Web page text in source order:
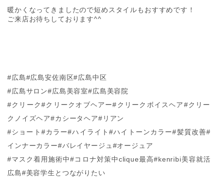
暖かくなってきましたので短めスタイルもおすすめです！
ご来店お待ちしております^^
#広島#広島安佐南区#広島中区
#広島サロン#広島美容室#広島美容院
#クリーク#クリークオブヘアー#クリークボイスヘア#クリー
クノイズヘア#カシータヘア#リアン
#ショート#カラー#ハイライト#ハイトーンカラー#髪質改善#
インナーカラー#バレイヤージュ#オージュア
#マスク着用施術中#コロナ対策中clique最高#kenribi美容就活
広島#美容学生とつながりたい